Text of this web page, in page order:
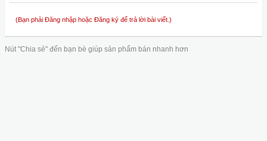
(Bạn phải Đăng nhập hoặc Đăng ký để trả lời bài viết.)
Nút "Chia sẻ" đến bạn bè giúp sản phẩm bán nhanh hơn